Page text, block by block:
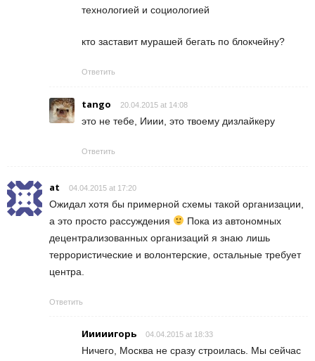
технологией и социологией
кто заставит мурашей бегать по блокчейну?
Ответить
tango 20.04.2015 at 14:08
это не тебе, Ииии, это твоему дизлайкеру
Ответить
at 04.04.2015 at 17:20
Ожидал хотя бы примерной схемы такой организации,
а это просто рассуждения
Пока из автономных
децентрализованных организаций я знаю лишь
террористические и волонтерские, остальные требует
центра.
Ответить
Ииииигорь 04.04.2015 at 18:33
Ничего, Москва не сразу строилась. Мы сейчас